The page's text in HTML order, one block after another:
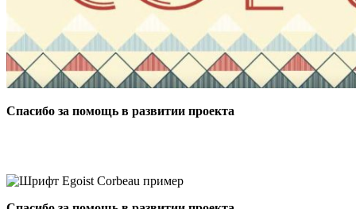
Спасибо за помощь в развитии проекта